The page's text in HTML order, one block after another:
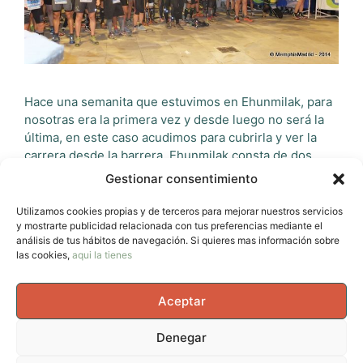
Gestionar consentimiento
Utilizamos cookies propias y de terceros para mejorar nuestros servicios
y mostrarte publicidad relacionada con tus preferencias mediante el
análisis de tus hábitos de navegación. Si quieres mas información sobre
las cookies, aqui la tienes
Aceptar
Denegar
Hace una semanita que estuvimos en Ehunmilak, para
nosotras era la primera vez y desde luego no será la
última, en este caso acudimos para cubrirla y ver la
carrera desde la barrera. Ehunmilak consta de dos
carreras por un lado la carrera que da nombre a la
Categorías
Crónicas
Etiquetas
Aitziber Osinalde
en el pais vasco,ehunmilak,g2h,silvia trigueros